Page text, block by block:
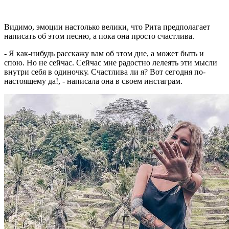
Видимо, эмоции настолько велики, что Рита предполагает
написать об этом песню, а пока она просто счастлива.
- Я как-нибудь расскажу вам об этом дне, а может быть и
спою. Но не сейчас. Сейчас мне радостно лелеять эти мысли
внутри себя в одиночку. Счастлива ли я? Вот сегодня по-
настоящему да!, - написала она в своем инстаграм.